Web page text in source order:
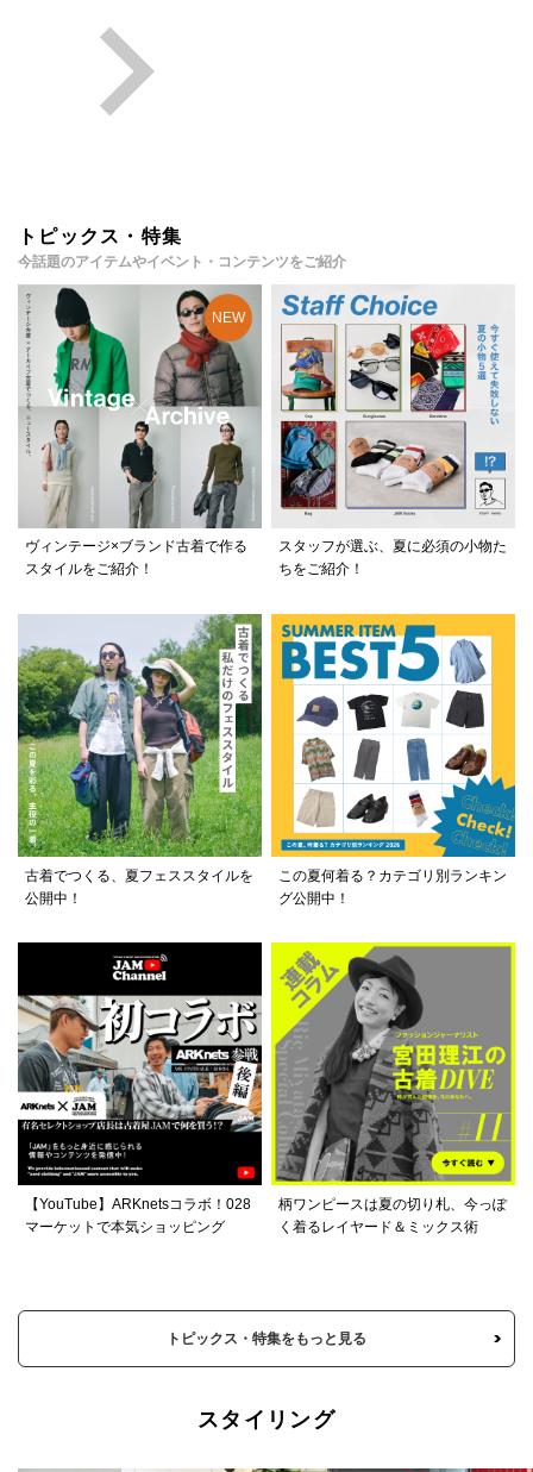
トピックス・特集
今話題のアイテムやイベント・コンテンツをご紹介
ヴィンテージ×ブランド古着で作る
スタイルをご紹介！
スタッフが選ぶ、夏に必須の小物た
ちをご紹介！
古着でつくる、夏フェススタイルを
公開中！
この夏何着る？カテゴリ別ランキン
グ公開中！
【YouTube】ARKnetsコラボ！028
マーケットで本気ショッピング
柄ワンピースは夏の切り札、今っぽ
く着るレイヤード＆ミックス術
トピックス・特集をもっと見る
スタイリング